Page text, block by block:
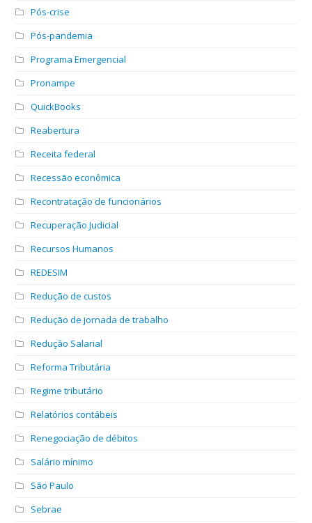
Pós-crise
Pós-pandemia
Programa Emergencial
Pronampe
QuickBooks
Reabertura
Receita federal
Recessão econômica
Recontratação de funcionários
Recuperação Judicial
Recursos Humanos
REDESIM
Redução de custos
Redução de jornada de trabalho
Redução Salarial
Reforma Tributária
Regime tributário
Relatórios contábeis
Renegociação de débitos
Salário mínimo
São Paulo
Sebrae